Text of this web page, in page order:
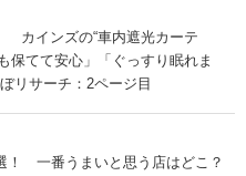
カインズの“車内遮光カーテ
てて安心」「ぐっすり眠れま
リサーチ：2ページ目
！ 一番うまいと思う店はどこ？